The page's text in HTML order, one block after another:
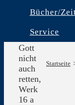
Bücher/
Service
Sollte
aber
Gott
nicht
auch
retten,
Werk
16 a
Startseite